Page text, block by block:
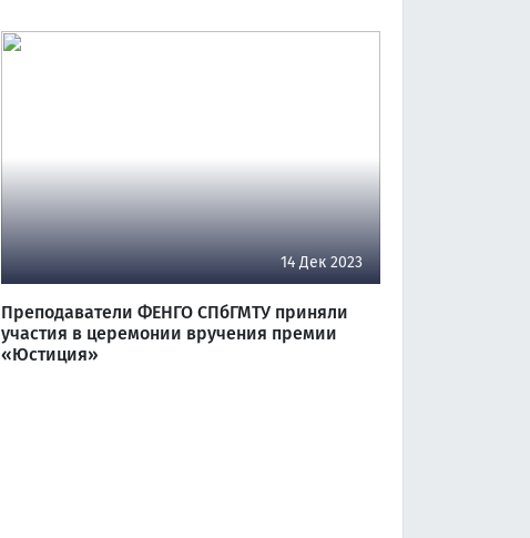
14 Дек 2023
Преподаватели ФЕНГО СПбГМТУ приняли
участия в церемонии вручения премии
«Юстиция»